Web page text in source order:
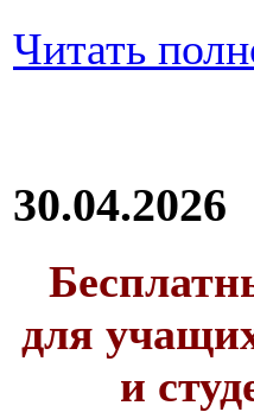
Читать
30.04.2026
для
и